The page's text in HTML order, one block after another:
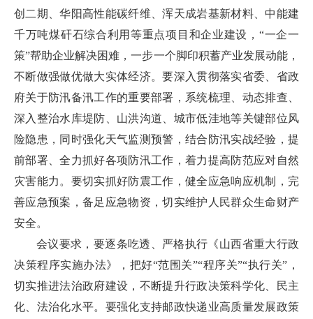
创二期、华阳高性能碳纤维、浑天成岩基新材料、中能建
千万吨煤矸石综合利用等重点项目和企业建设，“一企一
策”帮助企业解决困难，一步一个脚印积蓄产业发展动能，
不断做强做优做大实体经济。要深入贯彻落实省委、省政
府关于防汛备汛工作的重要部署，系统梳理、动态排查、
深入整治水库堤防、山洪沟道、城市低洼地等关键部位风
险隐患，同时强化天气监测预警，结合防汛实战经验，提
前部署、全力抓好各项防汛工作，着力提高防范应对自然
灾害能力。要切实抓好防震工作，健全应急响应机制，完
善应急预案，备足应急物资，切实维护人民群众生命财产
安全。
会议要求，要逐条吃透、严格执行《山西省重大行政
决策程序实施办法》，把好“范围关”“程序关”“执行关”，
切实推进法治政府建设，不断提升行政决策科学化、民主
化、法治化水平。要强化支持邮政快递业高质量发展政策